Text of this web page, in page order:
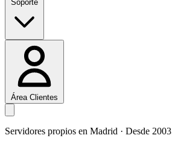
Soporte
Área Clientes
Servidores propios en Madrid · Desde